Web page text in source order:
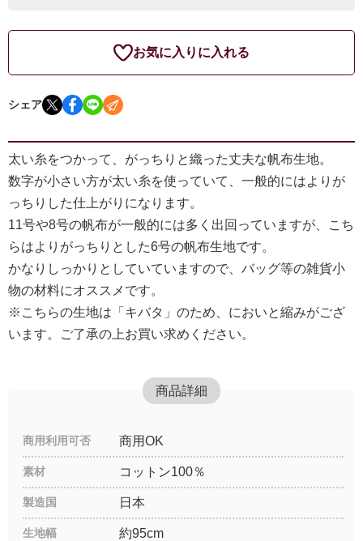
お気に入りに入れる
シェア
太い糸をつかって、がっちりと織った丈夫な帆布生地。
数字が小さい方が太い糸を使っていて、一般的にはよりが
っちりした仕上がりになります。
11号や8号の帆布が一般的には多く出回っていますが、こち
らはよりがっちりとした6号の帆布生地です。
かなりしっかりとしていていますので、バッグ等の雑貨小
物の材料にオススメです。
※こちらの生地は「キバタ」のため、においと縮みがござ
います。ご了承の上お買い求めください。
商品詳細
商用利用可否 商用OK
素材 コットン100％
製造国 日本
生地幅 約95cm